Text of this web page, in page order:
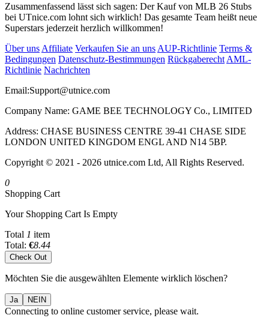
Zusammenfassend lässt sich sagen: Der Kauf von MLB 26 Stubs
bei UTnice.com lohnt sich wirklich! Das gesamte Team heißt neue
Superstars jederzeit herzlich willkommen!
Über uns Affiliate Verkaufen Sie an uns AUP-Richtlinie Terms &
Bedingungen Datenschutz-Bestimmungen Rückgaberecht AML-
Richtlinie Nachrichten
Email:Support@utnice.com
Company Name: GAME BEE TECHNOLOGY Co., LIMITED
Address: CHASE BUSINESS CENTRE 39-41 CHASE SIDE
LONDON UNITED KINGDOM ENGL AND N14 5BP.
Copyright © 2021 - 2026 utnice.com Ltd, All Rights Reserved.
0
Shopping Cart
Your Shopping Cart Is Empty
Total 1 item
Total: €8.44
Check Out
Möchten Sie die ausgewählten Elemente wirklich löschen?
Ja NEIN
Connecting to online customer service, please wait.